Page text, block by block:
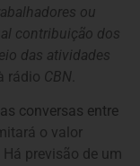
ou
contribuição dos
das atividades
rádio CBN
conversas entre
o valor
previsão de um